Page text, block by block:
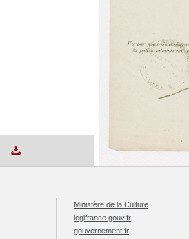
Ministère de la Culture
legifrance.gouv.fr
gouvernement.fr